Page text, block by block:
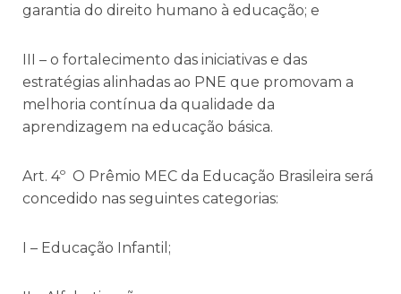
garantia do direito humano à educação; e
III – o fortalecimento das iniciativas e das
estratégias alinhadas ao PNE que promovam a
melhoria contínua da qualidade da
aprendizagem na educação básica.
Art. 4º O Prêmio MEC da Educação Brasileira será
concedido nas seguintes categorias:
I – Educação Infantil;